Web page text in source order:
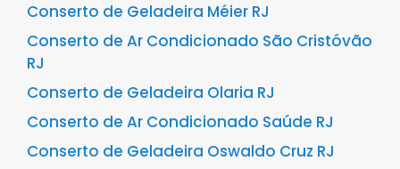
Conserto de Geladeira Méier RJ
Conserto de Ar Condicionado São Cristóvão
RJ
Conserto de Geladeira Olaria RJ
Conserto de Ar Condicionado Saúde RJ
Conserto de Geladeira Oswaldo Cruz RJ